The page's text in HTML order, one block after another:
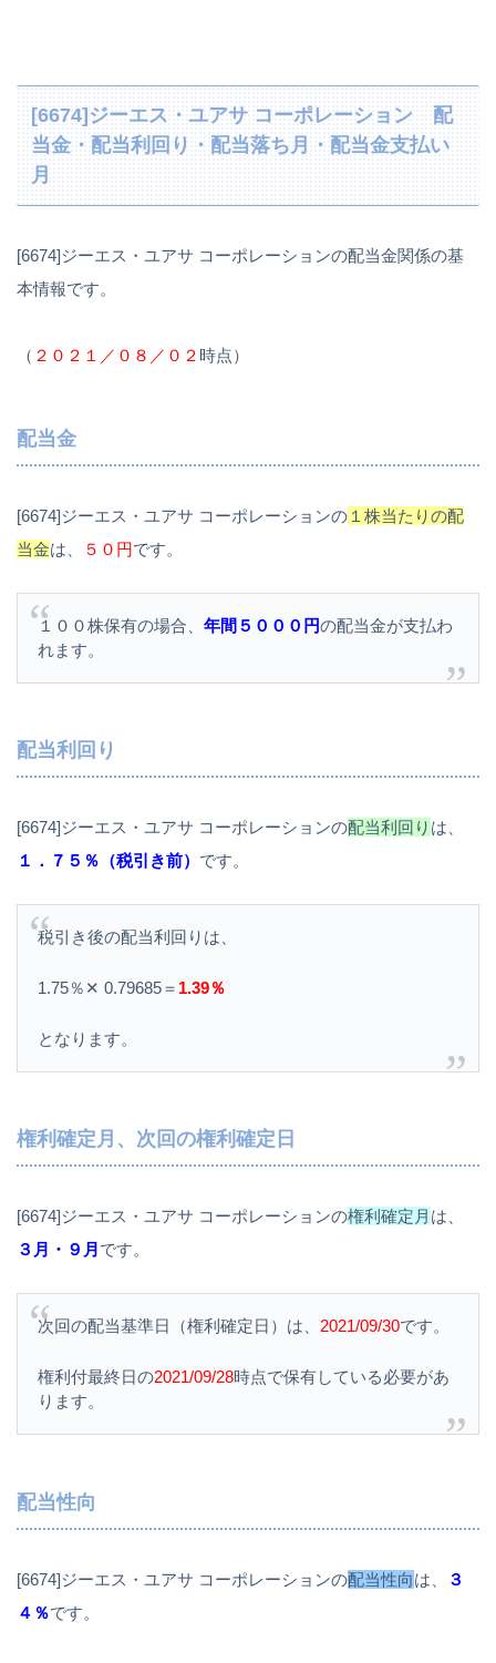
[6674]ジーエス・ユアサ コーポレーション 配
当金・配当利回り・配当落ち月・配当金支払い
月
[6674]ジーエス・ユアサ コーポレーションの配当金関係の基
本情報です。
（ ２０２１／０８／０２時点）
配当金
[6674]ジーエス・ユアサ コーポレーションの １株当たりの配
当金は、 ５０円です。
１００株保有の場合、 年間５０００円の配当金が支払わ
れます。
配当利回り
[6674]ジーエス・ユアサ コーポレーションの配当利回り は、
１．７５％（税引き前） です。
税引き後の配当利回りは、
1.75％✕ 0.79685＝ 1.39％
となります。
権利確定月、次回の権利確定日
[6674]ジーエス・ユアサ コーポレーションの権利確定月 は、
３月・９月 です。
次回の配当基準日（権利確定日）は、 2021/09/30です。
権利付最終日の2021/09/28時点で保有している必要があ
ります。
配当性向
[6674]ジーエス・ユアサ コーポレーションの配当性向は、
３
４％です。